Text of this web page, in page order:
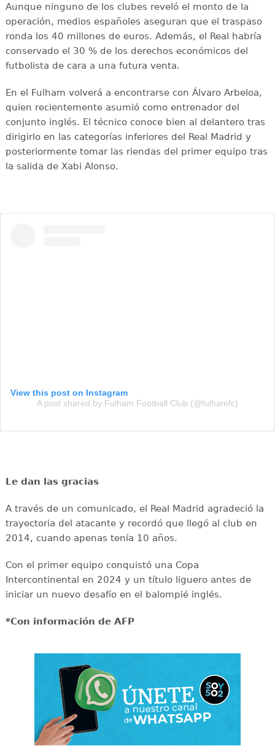
Aunque ninguno de los clubes reveló el monto de la
operación, medios españoles aseguran que el traspaso
ronda los 40 millones de euros. Además, el Real habría
conservado el 30 % de los derechos económicos del
futbolista de cara a una futura venta.
En el Fulham volverá a encontrarse con Álvaro Arbeloa,
quien recientemente asumió como entrenador del
conjunto inglés. El técnico conoce bien al delantero tras
dirigirlo en las categorías inferiores del Real Madrid y
posteriormente tomar las riendas del primer equipo tras
la salida de Xabi Alonso.
View this post on Instagram
A post shared by Fulham Football Club (@fulhamfc)
Le dan las gracias
A través de un comunicado, el Real Madrid agradeció la
trayectoria del atacante y recordó que llegó al club en
2014, cuando apenas tenía 10 años.
Con el primer equipo conquistó una Copa
Intercontinental en 2024 y un título liguero antes de
iniciar un nuevo desafío en el balompié inglés.
*Con información de AFP